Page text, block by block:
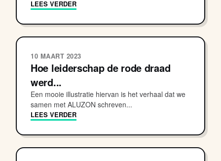
LEES VERDER
10 MAART 2023
Hoe leiderschap de rode draad
werd...
Een mooie illustratie hiervan is het verhaal dat we
samen met ALUZON schreven...
LEES VERDER